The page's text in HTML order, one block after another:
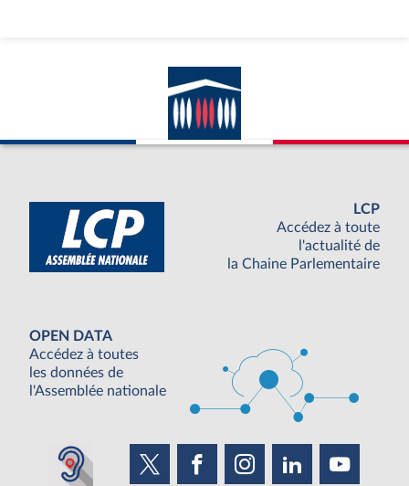
LCP
Accédez à toute
l'actualité de
la Chaine Parlementaire
OPEN DATA
Accédez à toutes
les données de
l'Assemblée nationale